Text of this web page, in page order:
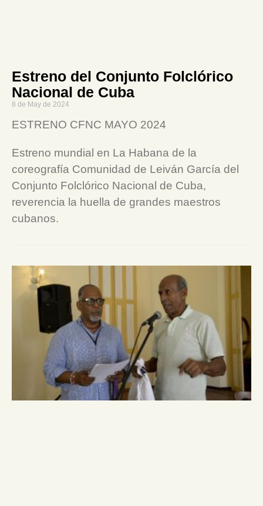
Estreno del Conjunto Folclórico
Nacional de Cuba
8 de May de 2024
ESTRENO CFNC MAYO 2024
Estreno mundial en La Habana de la
coreografía Comunidad de Leiván García del
Conjunto Folclórico Nacional de Cuba,
reverencia la huella de grandes maestros
cubanos.